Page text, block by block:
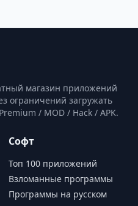
магазин приложений
ограничений загружать
/ MOD / Hack / APK.
Софт
Топ 100 приложений
Взломанные программы
Программы на русском